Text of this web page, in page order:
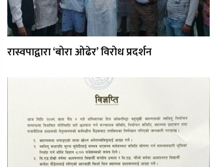
रास्वपाद्वारा ‘बोरा ओढेर’ विरोध प्रदर्शन